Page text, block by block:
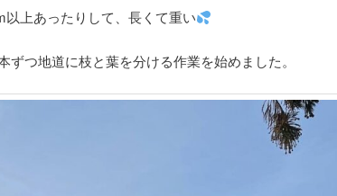
上あったりして、長くて重い
ずつ地道に枝と葉を分ける作業を始めました。